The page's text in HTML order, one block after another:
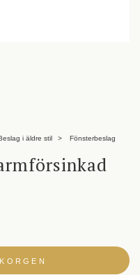
i äldre stil
Fönsterbeslag